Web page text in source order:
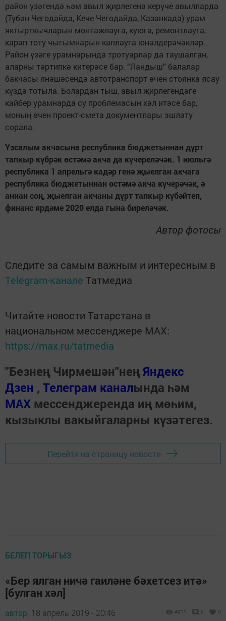
район үзәгендә һәм авыл җирлегенә керүче авылларда
(Түбән Чегодайда, Кече Чегодайда, Казанкада) урам
яктырткычларын монтажлауга, куюга, ремонтлауга,
карап тоту чыгымнарын каплауга юнәлдерәчәкләр.
Район үзәге урамнарында тротуарлар да таушалган,
аларны тәртипкә китерәсе бар. “Ландыш” балалар
бакчасы янәшәсендә автотранспорт өчен стоянка ясау
күздә тотыла. Болардан тыш, авыл җирлегендәге
кайбер урамнарда су проблемасын хәл итәсе бар,
моның өчен проект-смета документлары эшләтү
сорала.
Үзсалым акчасына республика бюджетыннан дүрт
тапкыр күбрәк өстәмә акча да күчереләчәк. 1 июльгә
республика 1 апрельгә кадәр генә җыелган акчага
республика бюджетыннан өстәмә акча күчерәчәк, ә
аннан соң, җыелган акчаны дүрт тапкыр күбәйтеп,
финанс ярдәме 2020 елда гына биреләчәк.
Автор фотосы
Следите за самым важным и интересным в
Telegram-канале Татмедиа
Читайте новости Татарстана в
национальном мессенджере MАХ:
https://max.ru/tatmedia
"Безнең Чирмешән"неңЯндекс
Дзен , Телеграм каналында һәм
МАХ мессенджеренда иң мөһим,
кызыклы вакыйгаларны күзәтегез.
Перейти на страницу новости
БЕЛЕП ТОРЫГЫЗ
«Бер ялган ничә гаиләне бәхетсез итә»
[булган хәл]
автор, 18 апрель 2019 - 20:46 4911 0 0